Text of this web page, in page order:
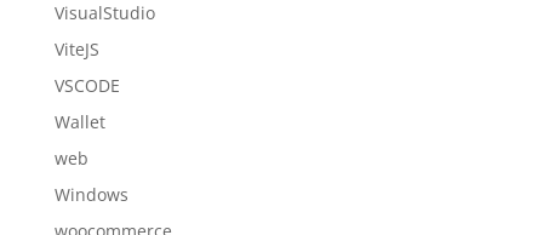
VisualStudio
ViteJS
VSCODE
Wallet
web
Windows